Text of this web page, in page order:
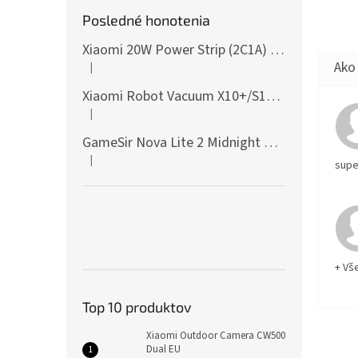
Posledné honotenia
Xiaomi 20W Power Strip (2C1A) EU
Hodnotenie produktu je 5 z 5 hviezdičiek.
|
Xiaomi Robot Vacuum X10+/S10+/X10/X20+ Side Brush
Hodnotenie produktu je 5 z 5 hviezdičiek.
|
GameSir Nova Lite 2 Midnight Gray
Hodnotenie produktu je 5 z 5 hviezdičiek.
|
Top 10 produktov
Xiaomi Outdoor Camera CW500
Dual EU
+